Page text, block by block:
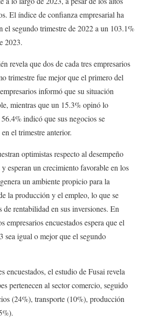
El índice de confianza empresarial ha
el segundo trimestre de 2022 a un 103.1%
2023.
revela que dos de cada tres empresarios
trimestre fue mejor que el primero del
informó que su situación
mientras que un 15.3% opinó lo
indicó que sus negocios se
el trimestre anterior.
optimistas respecto al desempeño
esperan un crecimiento favorable en los
un ambiente propicio para la
la producción y el empleo, lo que se
de rentabilidad en sus inversiones. En
empresarios encuestados espera que el
sea igual o mejor que el segundo
encuestados, el estudio de Fusai revela
pertenecen al sector comercio, seguido
(24%), transporte (10%), producción